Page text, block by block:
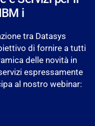
i
tra Datasys
di fornire a tutti
delle novità in
espressamente
al nostro webinar: